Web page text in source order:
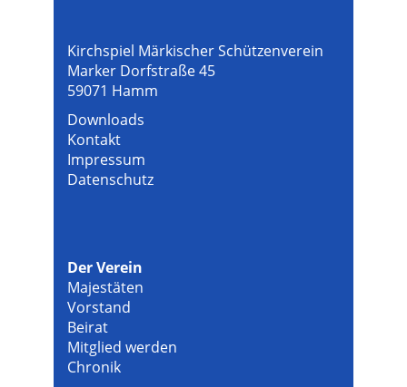
Kirchspiel Märkischer Schützenverein
Marker Dorfstraße 45
59071 Hamm
Downloads
Kontakt
Impressum
Datenschutz
Der Verein
Majestäten
Vorstand
Beirat
Mitglied werden
Chronik